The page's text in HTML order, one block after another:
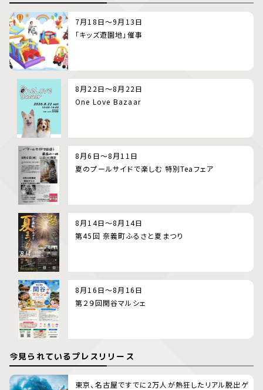
7月18日～9月13日
「キッズ遊園地」催事
8月22日～8月22日
One Love Bazaar
8月6日～8月11日
夏のプールサイドで楽しむ 特別Teaフェア
8月14日～8月14日
第45回 奈義町ふるさと夏まつり
8月16日～8月16日
第２９回閑谷マルシェ
今見られているプレスリリース
東京、名古屋ですでに2万人が熱狂したリアル脱出ゲ